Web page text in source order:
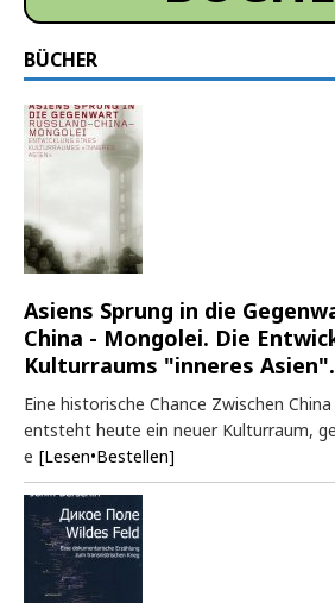
BÜCHER
Asiens Sprung in die
China - Mongolei. Die
Kulturraums "inneres Asien".
Eine historische Chance Zwischen
entsteht heute ein neuer Kulturraum,
e [Lesen•Bestellen]